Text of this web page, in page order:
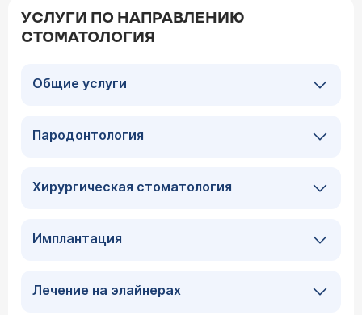
УСЛУГИ ПО НАПРАВЛЕНИЮ
СТОМАТОЛОГИЯ
Общие услуги
Пародонтология
Хирургическая стоматология
Имплантация
Лечение на элайнерах